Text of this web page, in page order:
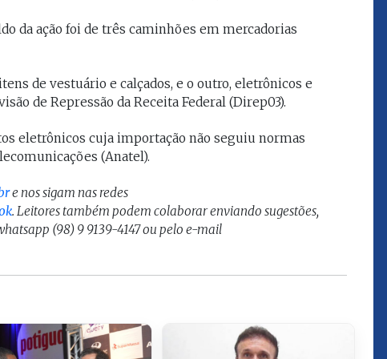
da ação foi de três caminhões em mercadorias
de vestuário e calçados, e o outro, eletrônicos e
de Repressão da Receita Federal (Direp03).
eletrônicos cuja importação não seguiu normas
(Anatel).
e nos sigam nas redes
. Leitores também podem colaborar enviando sugestões,
(98) 9 9139-4147 ou pelo e-mail
que eu estou
VELTEN
Ocupou o cargo de
da Escola Superior
(ESMAM) no
2018 e de
geral da Justiça
no biênio
para o Biênio
juízes e servidores"
Ingressou no Ministério
Público Estadual em 1992,
Justiça. Como
desembargador exerceu a
presidente do TJMA no
biênio 2024/2026.